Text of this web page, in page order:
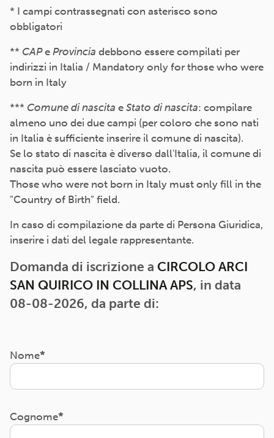
* I campi contrassegnati con asterisco sono
obbligatori
** CAPe Provincia debbono essere compilati per
indirizzi in Italia / Mandatory only for those who were
born in Italy
*** Comune di nascita e Stato di nascita: compilare
almeno uno dei due campi (per coloro che sono nati
in Italia è sufficiente inserire il comune di nascita).
Se lo stato di nascita è diverso dall'Italia, il comune di
nascita può essere lasciato vuoto.
Those who were not born in Italy must only fill in the
"Country of Birth" field.
In caso di compilazione da parte di Persona Giuridica,
inserire i dati del legale rappresentante.
Domanda di iscrizione a CIRCOLO ARCI
SAN QUIRICO IN COLLINA APS, in data
08-08-2026, da parte di:
Nome
Cognome